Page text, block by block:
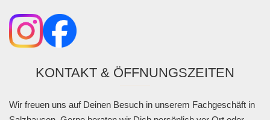
KONTAKT & ÖFFNUNGSZEITEN
Wir freuen uns auf Deinen Besuch in unserem Fachgeschäft in